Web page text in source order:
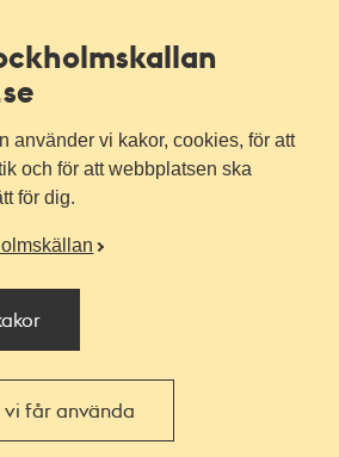
använder vi kakor, cookies, för att
och för att webbplatsen ska
för dig.
vi får använda